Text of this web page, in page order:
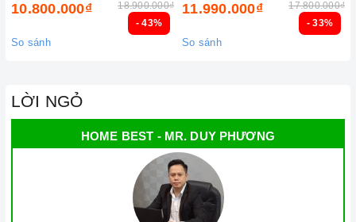
Khóa trẻ em: sử dụng để bảo đảm an toàn nếu nhà có trẻ em
và để ngăn mọi tác động làm thay đổi các cài đặt trong quá
trình nấu. Tất cả các nút sẽ bị khóa và chương trình nấu vẫn
hoặc tắt tính năng này, nhấn giữ biểu tượng khóa trong vài
Lưu ý vệ sinh và bảo quản bếp
Luôn dùng khăn mềm và khô để vệ sinh mặt bếp, chú ý lau
thật nhẹ để tránh làm trầy xước mặt bếp.
Đối với các vết bẩn cứng đầu, có thể dùng giấy ướt hoặc chất
- 43%
10.800.000₫ 18.900.000₫
So sánh
- 33%
11.990.000₫ 17.800.000₫
So sánh
LỜI NGỎ
HOME BEST - MR. DUY PHƯƠNG